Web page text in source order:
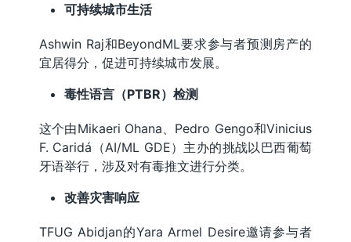
可持续城市生活
Ashwin Raj和BeyondML要求参与者预测房产的
宜居得分，促进可持续城市发展。
毒性语言（PTBR）检测
这个由Mikaeri Ohana、Pedro Gengo和Vinicius
F. Caridá（AI/ML GDE）主办的挑战以巴西葡萄
牙语举行，涉及对有毒推文进行分类。
改善灾害响应
TFUG Abidjan的Yara Armel Desire邀请参与者